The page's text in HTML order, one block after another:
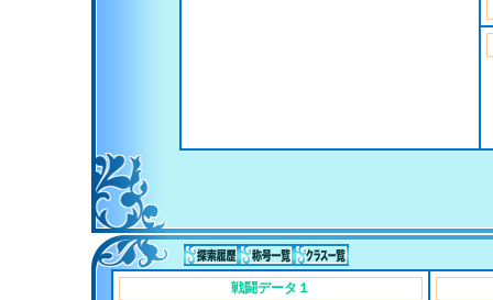
戦闘データ１